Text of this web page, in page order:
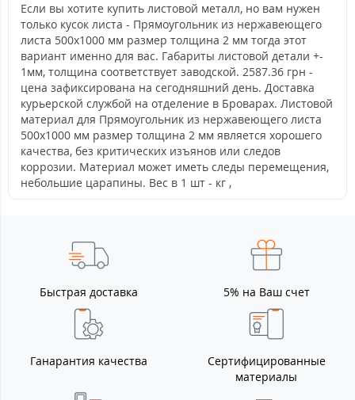
Если вы хотите купить листовой металл, но вам нужен
только кусок листа - Прямоугольник из нержавеющего
листа 500х1000 мм размер толщина 2 мм тогда этот
вариант именно для вас. Габариты листовой детали +-
1мм, толщина соответствует заводской. 2587.36 грн -
цена зафиксирована на сегодняшний день. Доставка
курьерской службой на отделение в Броварах. Листовой
материал для Прямоугольник из нержавеющего листа
500х1000 мм размер толщина 2 мм является хорошего
качества, без критических изъянов или следов
коррозии. Материал может иметь следы перемещения,
небольшие царапины. Вес в 1 шт - кг ,
Быстрая доставка 5% на Ваш счет
Ганарантия качества
Сертифицированные
материалы